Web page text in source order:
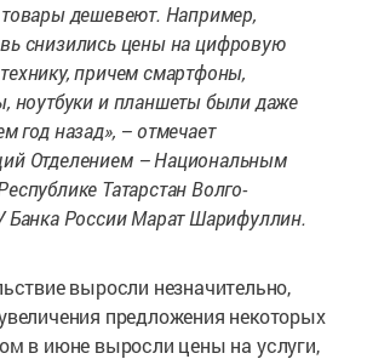
дешевеют. Например,
снизились цены на цифровую
причем смартфоны,
ноутбуки и планшеты были даже
годназад», – отмечает
Отделением – Национальным
Татарстан Волго-
Банка России Марат Шарифуллин.
выросли незначительно,
предложения некоторых
в июне выросли цены на услуги,